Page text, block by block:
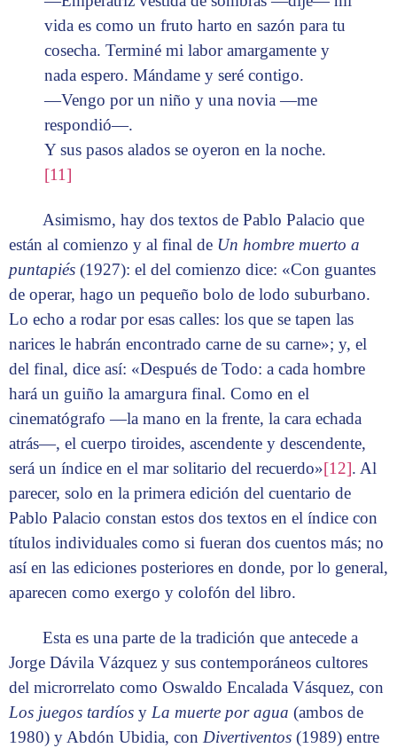
vida es como un fruto harto en sazón para tu
cosecha. Terminé mi labor amargamente y
nada espero. Mándame y seré contigo.
—Vengo por un niño y una novia —me
respondió—.
Y sus pasos alados se oyeron en la noche.
[11]
Asimismo, hay dos textos de Pablo Palacio que
están al comienzo y al final de Un hombre muerto a
puntapiés (1927): el del comienzo dice: «Con guantes
de operar, hago un pequeño bolo de lodo suburbano.
Lo echo a rodar por esas calles: los que se tapen las
narices le habrán encontrado carne de su carne»; y, el
del final, dice así: «Después de Todo: a cada hombre
hará un guiño la amargura final. Como en el
cinematógrafo —la mano en la frente, la cara echada
atrás—, el cuerpo tiroides, ascendente y descendente,
será un índice en el mar solitario del recuerdo»[12]. Al
parecer, solo en la primera edición del cuentario de
Pablo Palacio constan estos dos textos en el índice con
títulos individuales como si fueran dos cuentos más; no
así en las ediciones posteriores en donde, por lo general,
aparecen como exergo y colofón del libro.
Esta es una parte de la tradición que antecede a
Jorge Dávila Vázquez y sus contemporáneos cultores
del microrrelato como Oswaldo Encalada Vásquez, con
Los juegos tardíos y La muerte por agua (ambos de
1980) y Abdón Ubidia, con Divertiventos (1989) entre